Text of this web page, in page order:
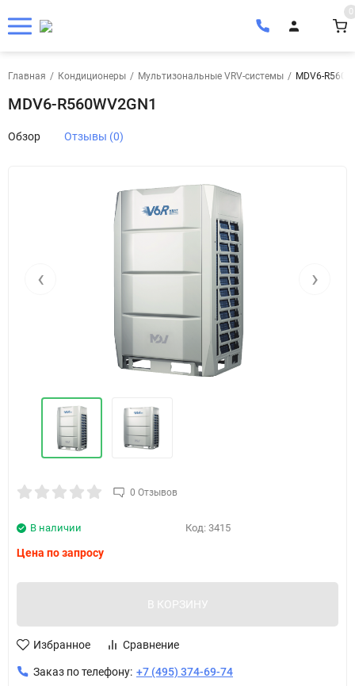
0
Главная / Кондиционеры / Мультизональные VRV-системы / MDV6-
MDV6-R560WV2GN1
Обзор Отзывы (0)
‹ ›
0 Отзывов
Код: 3415
В наличии
Цена по запросу
В КОРЗИНУ
Избранное Сравнение
Заказ по телефону: +7 (495) 374-69-74